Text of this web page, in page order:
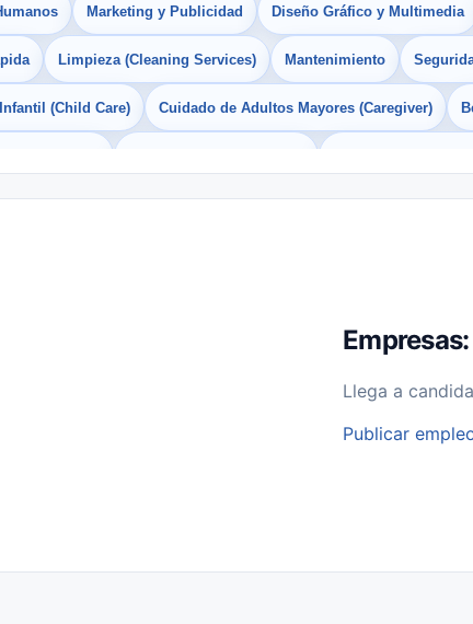
Marketing y Publicidad Diseño Gráfico y Multimedia
Limpieza (Cleaning Services) Mantenimiento
(Child Care) Cuidado de Adultos Mayores (Caregiver)
Empleos para Estudiantes Empleos Bilingües (English/Spanish)
Llega a
Publicar